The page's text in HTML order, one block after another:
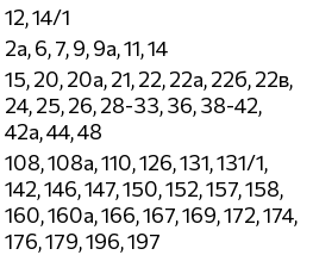
12, 14/1
2а, 6, 7, 9, 9а, 11, 14
15, 20, 20а, 21, 22, 22а, 22б, 22в,
24, 25, 26, 28-33, 36, 38-42,
42а, 44, 48
108, 108а, 110, 126, 131, 131/1,
142, 146, 147, 150, 152, 157, 158,
160, 160а, 166, 167, 169, 172, 174,
176, 179, 196, 197